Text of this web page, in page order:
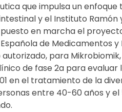
que impulsa un
y el Instituto Ramón
en marcha el
de Medicamentos y
autorizado, para
de fase 2a para evaluar
en el tratamiento de la
entre 40-60 años y